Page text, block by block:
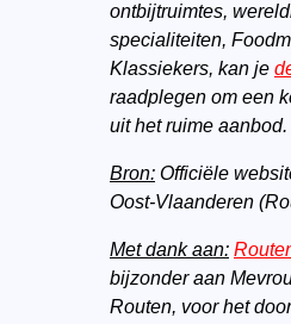
ontbijtruimtes,
specialiteiten,
Klassiekers, kan je
raadplegen om een
uit het ruime aanbod.
Bron:Officiële
Oost-Vlaanderen
Met dank aan:
bijzonder aan
Routen, voor het